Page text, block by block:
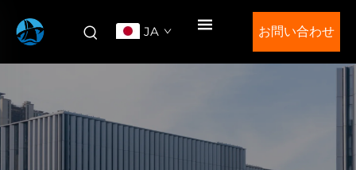
JA お問い合わせ